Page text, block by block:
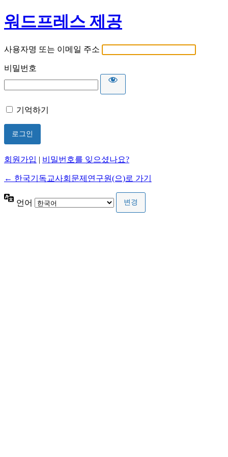
워드프레스 제공
사용자명 또는 이메일 주소
비밀번호
기억하기
회원가입 | 비밀번호를 잊으셨나요?
← 한국기독교사회문제연구원(으)로 가기
언어